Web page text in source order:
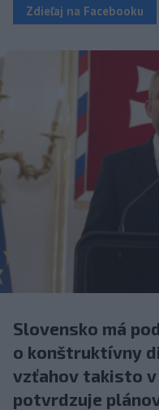
Zdieľaj na Facebooku
Slovensko má
o konštruktívny
vzťahov takisto
potvrdzuje